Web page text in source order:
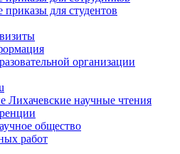
для студентов
организации
Лихачевские научные чтения
общество
работ